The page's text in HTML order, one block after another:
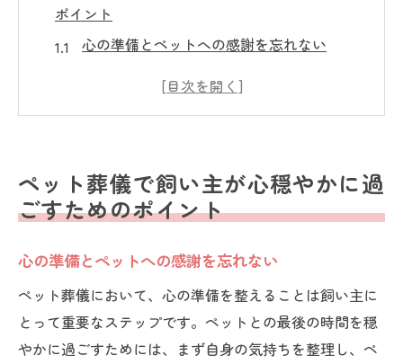
ポイント
心の準備とペットへの感謝を忘れない
ペット葬儀のプランニングとその重要性
ペット葬儀後の心のケア
ペット葬儀の意義と飼い主にとっての重要性
ペット葬儀が提供する癒しの時間
感謝の気持ちを形にする方法
愛するペットへの最後の贈り物
心の整理と新たな一歩を踏み出すために
ペット葬儀で飼い主が心穏やかに過
ごすためのポイント
心の準備とペットへの感謝を忘れない
ペット葬儀において、心の準備を整えることは飼い主に
とって重要なステップです。ペットとの最後の時間を穏
やかに過ごすためには、まず自身の気持ちを整理し、ペ